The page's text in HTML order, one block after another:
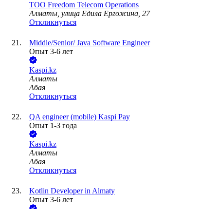
ТОО Freedom Telecom Operations
Алматы, улица Едила Ергожина, 27
Откликнуться
Middle/Senior/ Java Software Engineer
Опыт 3-6 лет
Kaspi.kz
Алматы
Абая
Откликнуться
QA engineer (mobile) Kaspi Pay
Опыт 1-3 года
Kaspi.kz
Алматы
Абая
Откликнуться
Kotlin Developer in Almaty
Опыт 3-6 лет